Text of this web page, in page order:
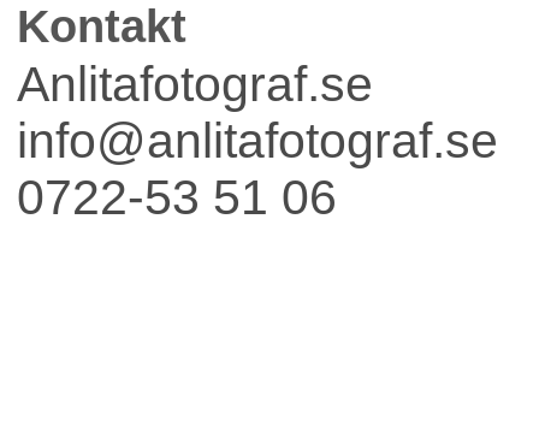
Fest
Kontakt
Anlitafotograf.se
info@anlitafotograf.se
0722-53 51 06